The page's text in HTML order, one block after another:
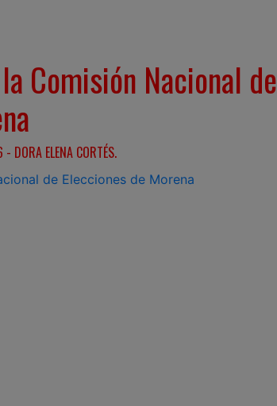
Comisión Nacional de
DORA ELENA CORTÉS.